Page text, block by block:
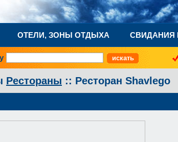
ОТЕЛИ, ЗОНЫ ОТДЫХА СВИДАНИЯ
Рестораны :: Ресторан Shavlego